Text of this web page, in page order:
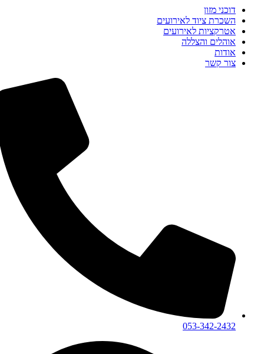
דוכני מזון
השכרת ציוד לאירועים
אטרקציות לאירועים
אוהלים והצללה
אודות
צור קשר
053-342-2432